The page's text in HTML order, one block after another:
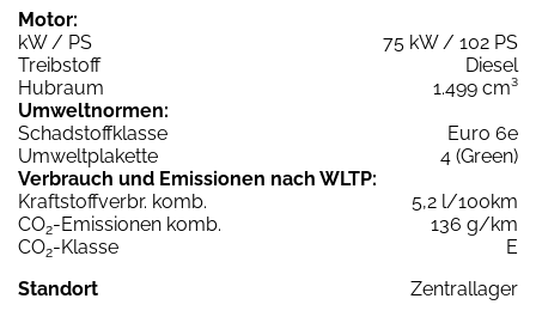
Motor:
kW / PS
75 kW / 102 PS
Treibstoff
Diesel
Hubraum
1.499 cm³
Umweltnormen:
Schadstoffklasse
Euro 6e
Umweltplakette
4 (Green)
Verbrauch und Emissionen nach WLTP:
Kraftstoffverbr. komb.
5,2 l/100km
CO2-Emissionen komb.
136 g/km
CO2-Klasse
E
Standort
Zentrallager